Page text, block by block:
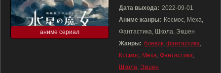
аниме сериал
Дата выхода: 2022-09-01
Аниме жанры: Космос, Меха,
Фантастика, Школа, Экшен
Жанры: боевик, фантастика,
Космос, Меха, Фантастика,
Школа, Экшен